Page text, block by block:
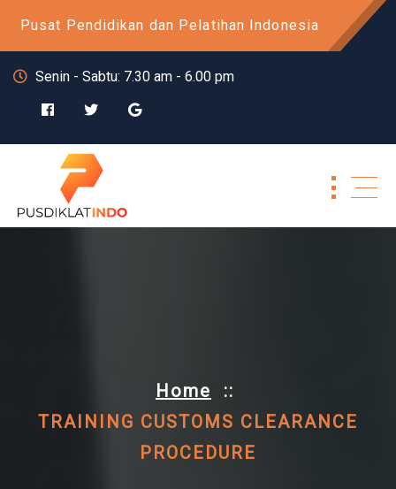
Pusat Pendidikan dan Pelatihan Indonesia
Senin - Sabtu: 7.30 am - 6.00 pm
Home ::
TRAINING CUSTOMS CLEARANCE
PROCEDURE